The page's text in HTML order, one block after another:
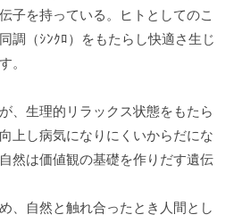
子を持っている。ヒトとしてのこ
調（ｼﾝｸﾛ）をもたらし快適さ生じ
。
、生理的リラックス状態をもたら
上し病気になりにくいからだにな
然は価値観の基礎を作りだす遺伝
、自然と触れ合ったとき人間とし